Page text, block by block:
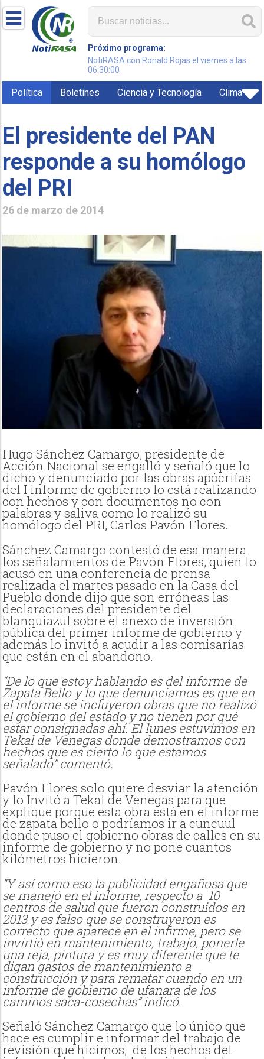
Próximo programa:
NotiRASA con Ronald Rojas el viernes a las
06:30:00
Política Boletines Ciencia y Tecnología Clima
El presidente del PAN
responde a su homólogo
del PRI
26 de marzo de 2014
Hugo Sánchez Camargo, presidente de
Acción Nacional se engalló y señaló que lo
dicho y denunciado por las obras apócrifas
del I informe de gobierno lo está realizando
con hechos y con documentos no con
palabras y saliva como lo realizó su
homólogo del PRI, Carlos Pavón Flores.
Sánchez Camargo contestó de esa manera
los señalamientos de Pavón Flores, quien lo
acusó en una conferencia de prensa
realizada el martes pasado en la Casa del
Pueblo donde dijo que son erróneas las
declaraciones del presidente del
blanquiazul sobre el anexo de inversión
pública del primer informe de gobierno y
además lo invitó aacudir a las comisarías
que están en el abandono.
“De lo que estoy hablando es del informe de
Zapata Bello y lo que denunciamos es que en
el informe se incluyeron obras que no realizó
el gobierno del estado y no tienen por qué
estar consignadas ahí. El lunes estuvimos en
Tekal de Venegas donde demostramos con
hechos que es cierto lo que estamos
señalado” comentó.
Pavón Flores solo quiere desviar la atención
y lo Invitó a Tekal de Venegas para que
explique porque esta obra está en el informe
de zapata bello o podríamos ir a cuncuul
donde puso el gobierno obras de calles en su
informe de gobierno y no pone cuantos
kilómetros hicieron.
“Y así como eso la publicidad engañosa que
se manejó en el informe, respecto a 10
centros de salud que fueron construidos en
2013 y es falso que se construyeron es
correcto que aparece en el infirme, pero se
invirtió en mantenimiento, trabajo, ponerle
una reja, pintura y es muy diferente que te
digan gastos de mantenimiento a
construcción y para rematar cuando en un
informe de gobierno de ufanara de los
caminos saca-cosechas” indicó.
Señaló Sánchez Camargo que lo único que
hace es cumplir e informar del trabajo de
revisión que hicimos, de los hechos del